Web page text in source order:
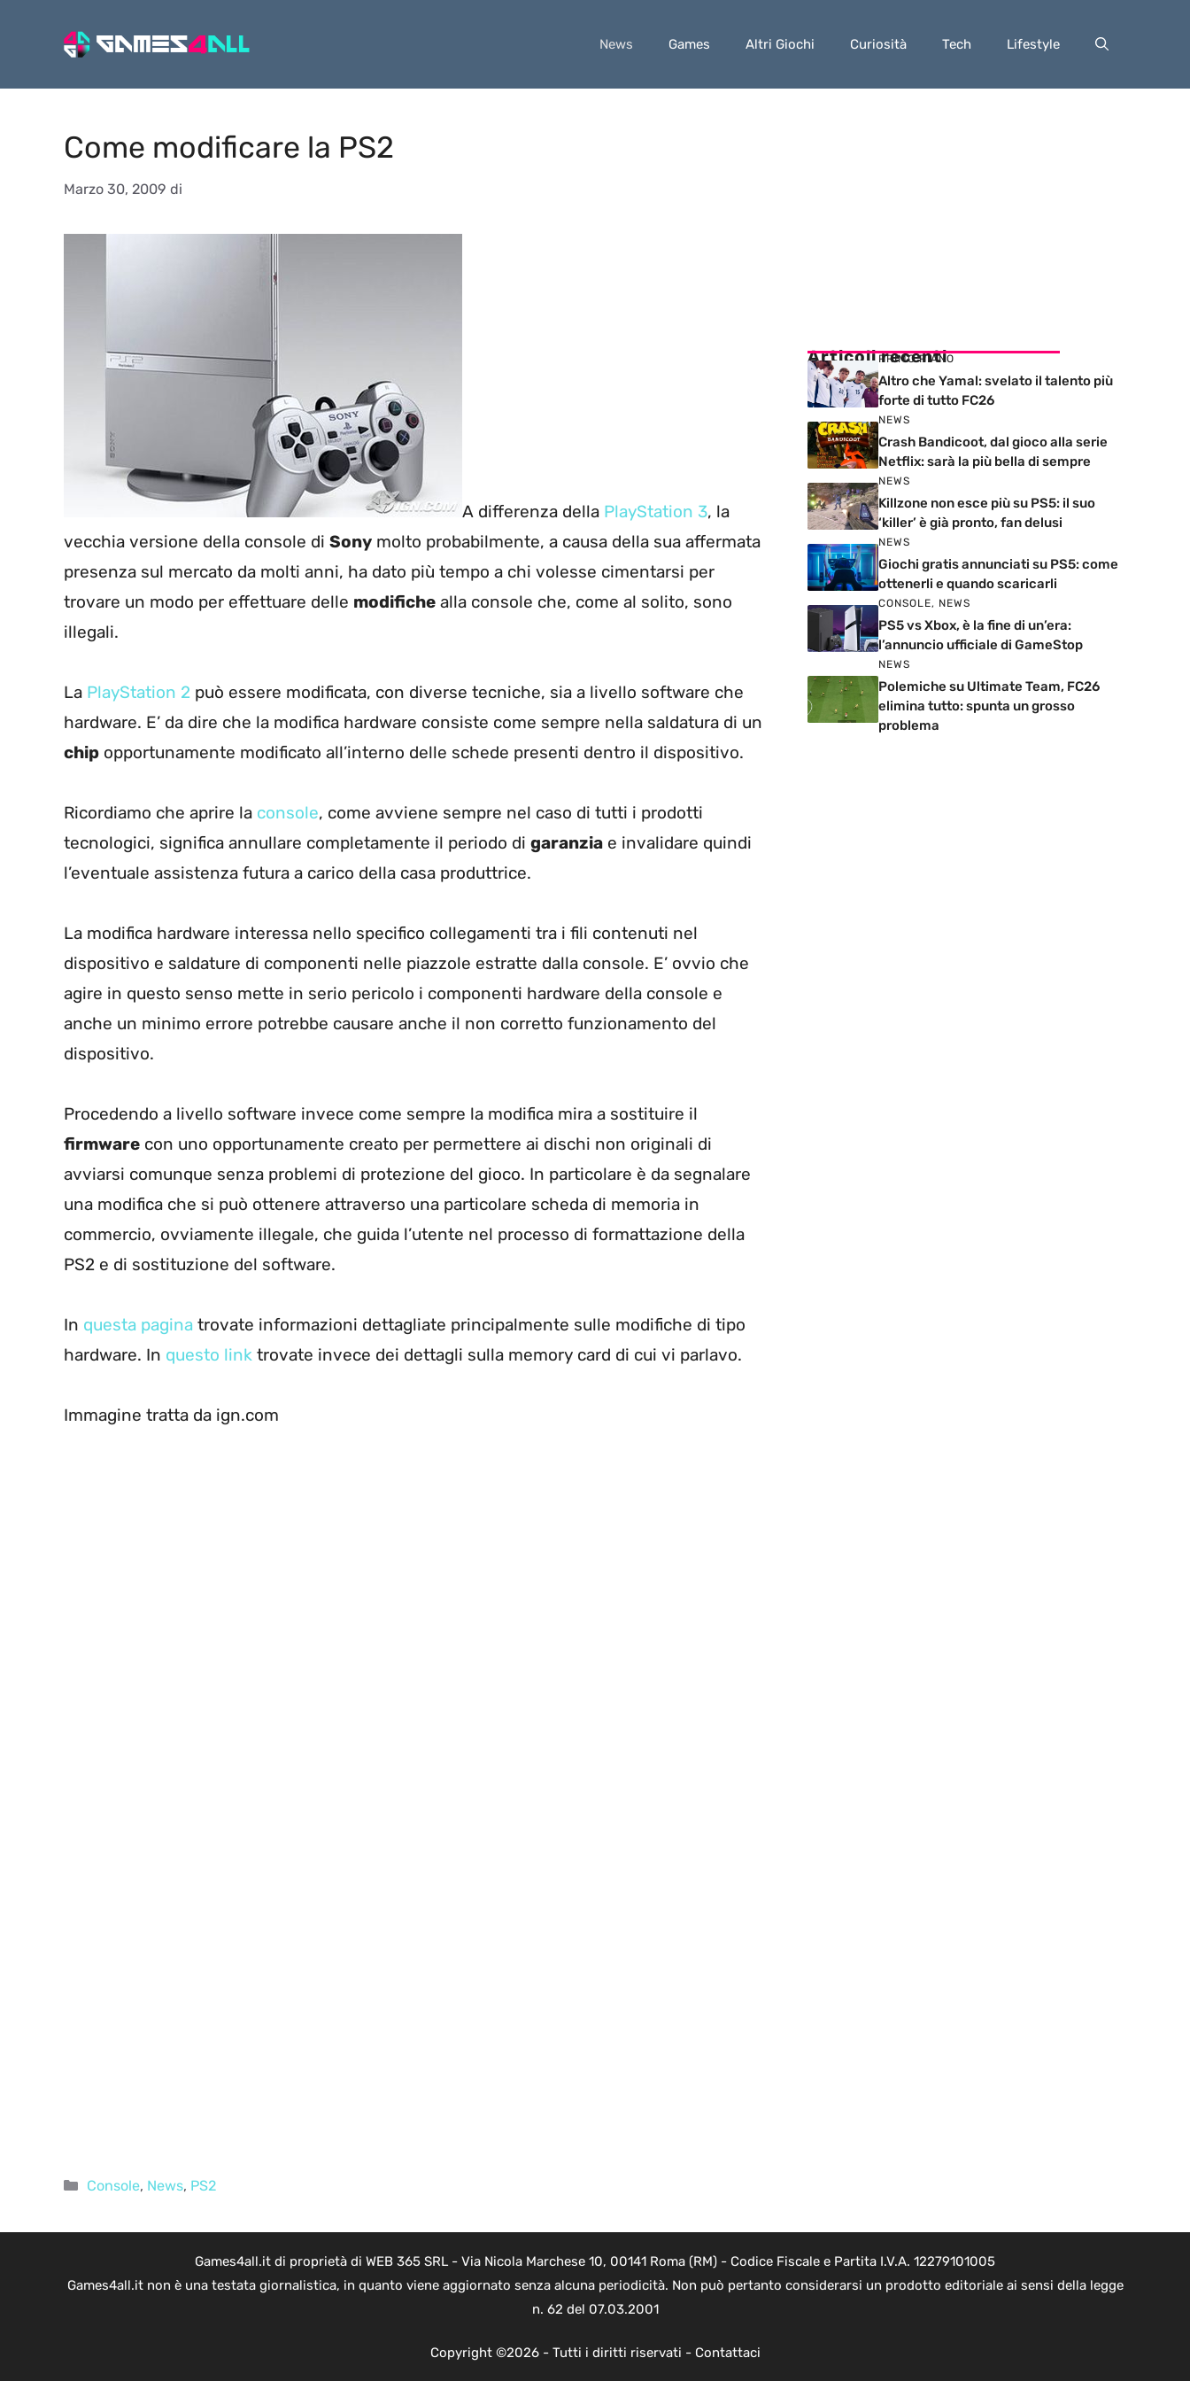
News Games Altri Giochi Curiosità Tech Lifestyle
Come modificare la PS2
Marzo 30, 2009 di
A differenza della PlayStation 3, la
vecchia versione della console di Sony molto probabilmente, a causa della sua affermata
presenza sul mercato da molti anni, ha dato più tempo a chi volesse cimentarsi per
trovare un modo per effettuare delle modifiche alla console che, come al solito, sono
illegali.
La PlayStation 2 può essere modificata, con diverse tecniche, sia a livello software che
hardware. E’ da dire che la modifica hardware consiste come sempre nella saldatura di un
chip opportunamente modificato all’interno delle schede presenti dentro il dispositivo.
Ricordiamo che aprire la console, come avviene sempre nel caso di tutti i prodotti
tecnologici, significa annullare completamente il periodo di garanzia e invalidare quindi
l’eventuale assistenza futura a carico della casa produttrice.
La modifica hardware interessa nello specifico collegamenti tra i fili contenuti nel
dispositivo e saldature di componenti nelle piazzole estratte dalla console. E’ ovvio che
agire in questo senso mette in serio pericolo i componenti hardware della console e
anche un minimo errore potrebbe causare anche il non corretto funzionamento del
dispositivo.
Procedendo a livello software invece come sempre la modifica mira a sostituire il
firmware con uno opportunamente creato per permettere ai dischi non originali di
avviarsi comunque senza problemi di protezione del gioco. In particolare è da segnalare
una modifica che si può ottenere attraverso una particolare scheda di memoria in
commercio, ovviamente illegale, che guida l’utente nel processo di formattazione della
PS2 e di sostituzione del software.
In questa pagina trovate informazioni dettagliate principalmente sulle modifiche di tipo
hardware. In questo link trovate invece dei dettagli sulla memory card di cui vi parlavo.
Immagine tratta da ign.com
Categorie
Console, News, PS2
Articoli recenti
PRIMO PIANO
Altro che Yamal: svelato il talento più
forte di tutto FC26
NEWS
Crash Bandicoot, dal gioco alla serie
Netflix: sarà la più bella di sempre
NEWS
Killzone non esce più su PS5: il suo
‘killer’ è già pronto, fan delusi
NEWS
Giochi gratis annunciati su PS5: come
ottenerli e quando scaricarli
CONSOLE, NEWS
PS5 vs Xbox, è la fine di un’era:
l’annuncio ufficiale di GameStop
NEWS
Polemiche su Ultimate Team, FC26
elimina tutto: spunta un grosso
problema
Games4all.it di proprietà di WEB 365 SRL - Via Nicola Marchese 10, 00141 Roma (RM) - Codice Fiscale e Partita I.V.A. 12279101005
Games4all.it non è una testata giornalistica, in quanto viene aggiornato senza alcuna periodicità. Non può pertanto considerarsi un prodotto editoriale ai sensi della legge
n. 62 del 07.03.2001
Copyright ©2026 - Tutti i diritti riservati - Contattaci